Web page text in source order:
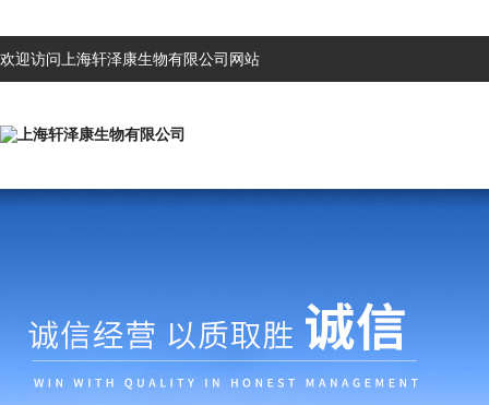
欢迎访问上海轩泽康生物有限公司网站